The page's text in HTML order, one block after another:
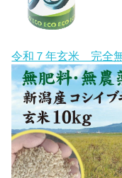
令和７年玄米 完全